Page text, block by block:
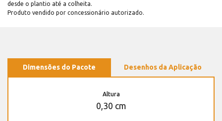
desde o plantio até a colheita.
Produto vendido por concessionário autorizado.
Dimensões do Pacote Desenhos da Aplicação
Altura
0,30 cm